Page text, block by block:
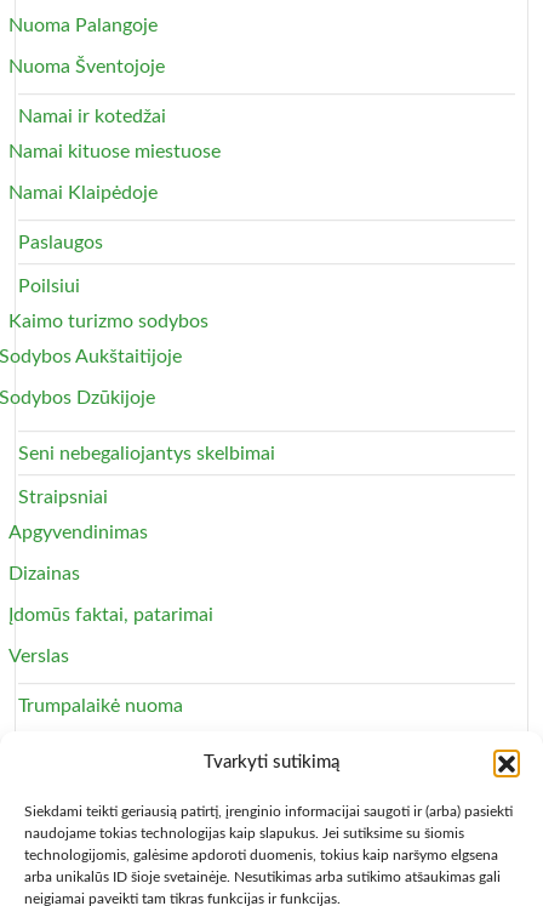
Tvarkyti sutikimą
Siekdami teikti geriausią patirtį, įrenginio informacijai saugoti ir (arba) pasiekti
naudojame tokias technologijas kaip slapukus. Jei sutiksime su šiomis
technologijomis, galėsime apdoroti duomenis, tokius kaip naršymo elgsena
arba unikalūs ID šioje svetainėje. Nesutikimas arba sutikimo atšaukimas gali
neigiamai paveikti tam tikras funkcijas ir funkcijas.
Nuoma Palangoje
Nuoma Šventojoje
Namai ir kotedžai
Namai kituose miestuose
Namai Klaipėdoje
Paslaugos
Poilsiui
Kaimo turizmo sodybos
Sodybos Aukštaitijoje
Sodybos Dzūkijoje
Seni nebegaliojantys skelbimai
Straipsniai
Apgyvendinimas
Dizainas
Įdomūs faktai, patarimai
Verslas
Trumpalaikė nuoma